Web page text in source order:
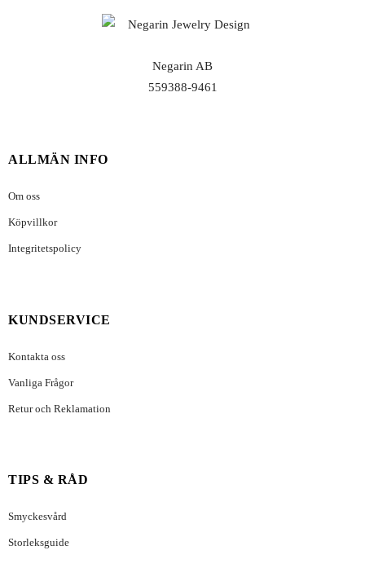
Negarin AB
559388-9461
ALLMÄN INFO
Om oss
Köpvillkor
Integritetspolicy
KUNDSERVICE
Kontakta oss
Vanliga Frågor
Retur och Reklamation
TIPS & RÅD
Smyckesvård
Storleksguide